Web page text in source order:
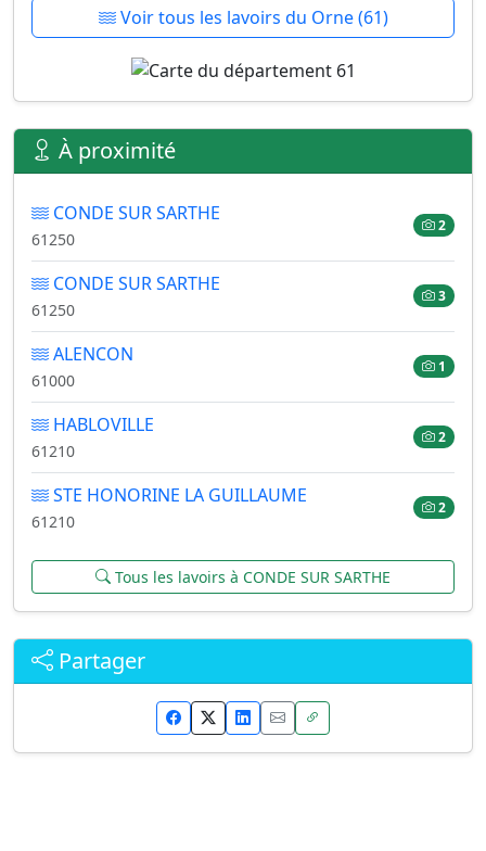
Voir tous les lavoirs du Orne (61)
À proximité
CONDE SUR SARTHE
61250
2
CONDE SUR SARTHE
61250
3
ALENCON
61000
1
HABLOVILLE
61210
2
STE HONORINE LA GUILLAUME
61210
2
Tous les lavoirs à CONDE SUR SARTHE
Partager